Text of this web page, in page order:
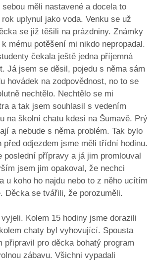
měli nastavené a docela to
uplynul jako voda. Venku se už
se již těšili na prázdniny. Známky
mému potěšení mi nikdo nepropadal.
čekala ještě jedna příjemná
Já jsem se děsil, pojedu s něma sám
hovádek na zodpovědnost, no to se
nechtělo. Nechtělo se mi
a tak jsem souhlasil s vedením
na školní chatu kdesi na Šumavě. Prý
a nebude s něma problém. Tak bylo
před odjezdem jsme měli třídní hodinu.
poslední přípravy a já jim promlouval
jsem jim opakoval, že nechci
a u koho ho najdu nebo to z něho ucítím
Děcka se tvářili, že porozuměli.
Kolem 15 hodiny jsme dorazili
chaty byl vyhovující. Spousta
připravil pro děcka bohatý program
zábavu. Všichni vypadali